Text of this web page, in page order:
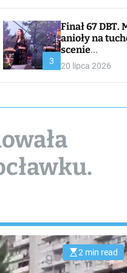
3
Finał 67 DBT. Muzyczne
anioły na
scenie
CHOJNACKA//
I
20 lipca 2026
E
s
2 min read